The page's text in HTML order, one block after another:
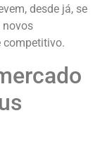
desde já, se
novos
competitivo.